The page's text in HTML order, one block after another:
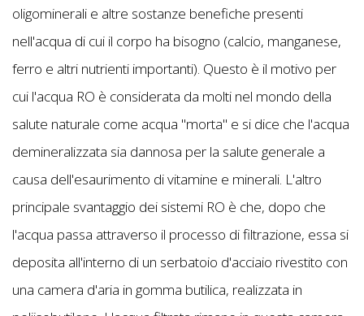
oligominerali e altre sostanze benefiche presenti
nell'acqua di cui il corpo ha bisogno (calcio, manganese,
ferro e altri nutrienti importanti). Questo è il motivo per
cui l'acqua RO è considerata da molti nel mondo della
salute naturale come acqua "morta" e si dice che l'acqua
demineralizzata sia dannosa per la salute generale a
causa dell'esaurimento di vitamine e minerali. L'altro
principale svantaggio dei sistemi RO è che, dopo che
l'acqua passa attraverso il processo di filtrazione, essa si
deposita all'interno di un serbatoio d'acciaio rivestito con
una camera d'aria in gomma butilica, realizzata in